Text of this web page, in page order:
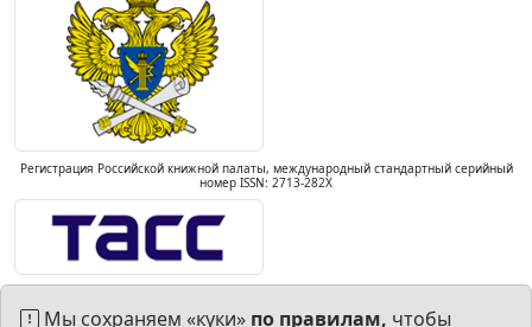
Регистрация Российской книжной палаты, международный стандартный серийный
номер ISSN: 2713-282X
Мы сохраняем «куки» по правилам, чтобы